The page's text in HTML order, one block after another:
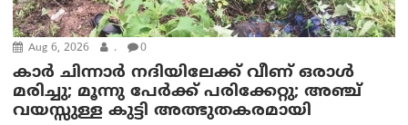
Aug 6, 2026 . 0
കാര്‍ ചിന്നാര്‍ നദിയിലേക്ക് വീണ് ഒരാള്‍
മരിച്ചു; മൂന്നു പേര്‍ക്ക് പരിക്കേറ്റു; അഞ്ച്
വയസ്സുള്ള കുട്ടി അത്ഭുതകരമായി